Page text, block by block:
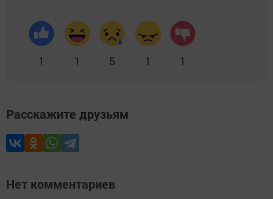
1 1 5 1 1
Расскажите друзьям
Нет комментариев